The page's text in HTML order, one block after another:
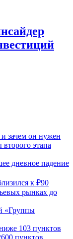
зачем он нужен
этапа
дневное падение
к ₽90
рынках до
«Группы
103 пунктов
пунктов